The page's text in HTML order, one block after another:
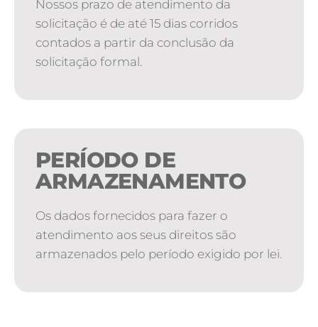
Nossos prazo de atendimento da
solicitação é de até 15 dias corridos
contados a partir da conclusão da
solicitação formal.
PERÍODO DE
ARMAZENAMENTO
Os dados fornecidos para fazer o
atendimento aos seus direitos são
armazenados pelo período exigido por lei.